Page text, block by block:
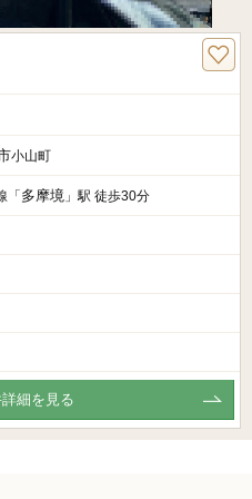
小山町
「 多摩境 」駅 徒歩30分
細を見る